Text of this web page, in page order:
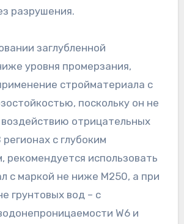
разрушения.
заглубленной
уровня промерзания,
стройматериала с
поскольку он не
воздействию отрицательных
с глубоким
рекомендуется использовать
с маркой не ниже М250, а при
грунтовых вод – с
W6 и